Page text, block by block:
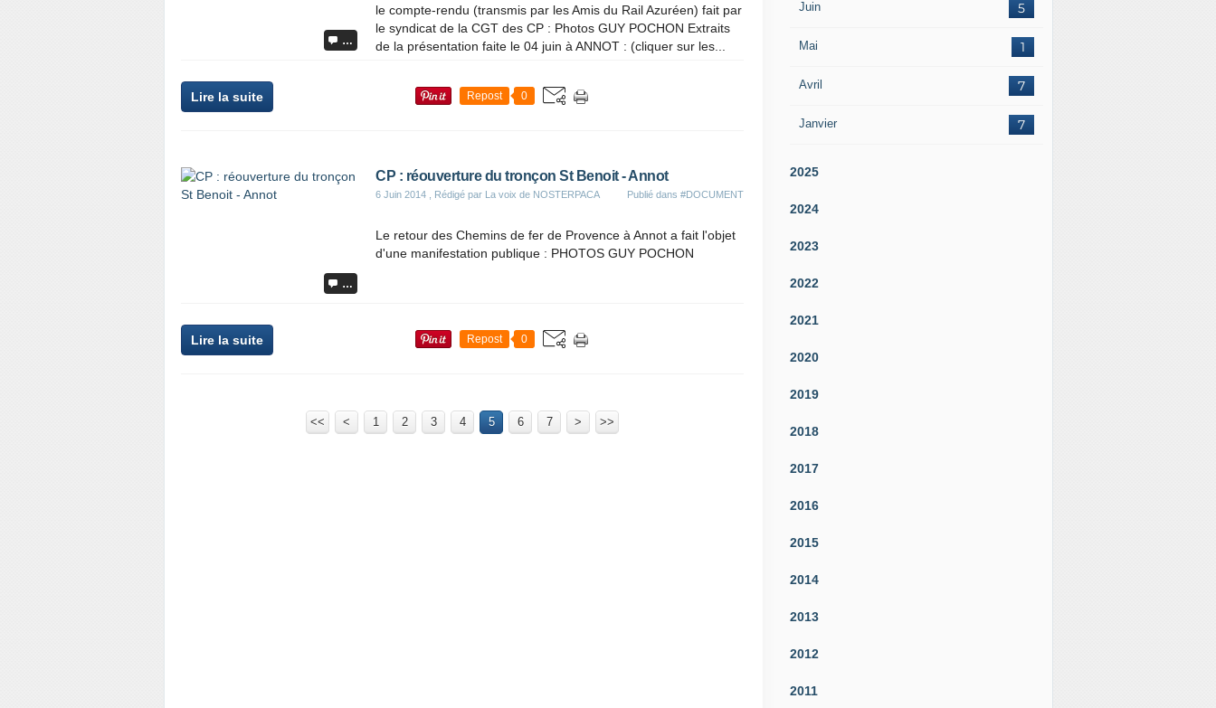
…
le compte-rendu (transmis par les Amis du Rail Azuréen) fait par
le syndicat de la CGT des CP : Photos GUY POCHON Extraits
de la présentation faite le 04 juin à ANNOT : (cliquer sur les...
Lire la suite Repost 0
…
CP : réouverture du tronçon St Benoit - Annot
6 Juin 2014 , Rédigé par La voix de NOSTERPACA Publié dans #DOCUMENT
Le retour des Chemins de fer de Provence à Annot a fait l'objet
d'une manifestation publique : PHOTOS GUY POCHON
Lire la suite Repost 0
<< < 1 2 3 4 5 6 7 > >>
Juin 5
Mai 1
Avril 7
Janvier 7
2025
2024
2023
2022
2021
2020
2019
2018
2017
2016
2015
2014
2013
2012
2011